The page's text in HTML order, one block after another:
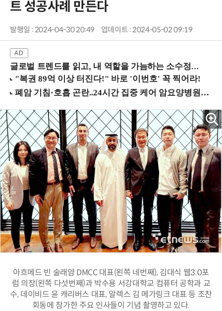
트 성공사례 만든다
발행일 : 2024-04-30 20:49 업데이트 : 2024-05-02 09:19
글로벌 트렌드를 읽고, 내 역할을 가늠하는 소수정예 실습 워크숍 (8/28 신논현역)
아흐메드 빈 술래얌 DMCC 대표(왼쪽 네번째), 김대식 웹3.0포
럼 의장(왼쪽 다섯번째)과 박수용 서강대학교 컴퓨터 공학과 교
수, 데이비드 윤 캐리버스 대표, 알렉스 김 메가링크 대표 등 조찬
회동에 참가한 주요 인사들이 기념 촬영하고 있다.